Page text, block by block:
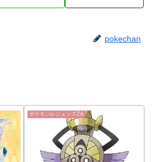
pokechan
ポケモンレジェンズZA